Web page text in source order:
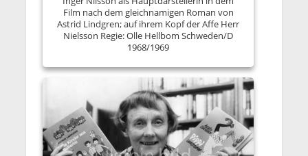
Film nach dem gleichnamigen Roman von
Astrid Lindgren; auf ihrem Kopf der Affe Herr
Nielsson Regie: Olle Hellbom Schweden/D
1968/1969